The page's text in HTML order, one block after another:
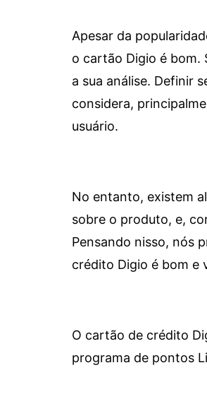
Apesar da
o cartão Digio é bom.
a sua análise. Definir
considera,
usuário.
No entanto, existem
sobre o produto, e,
Pensando nisso, nós
crédito Digio é bom e
O cartão de crédito
programa de pontos